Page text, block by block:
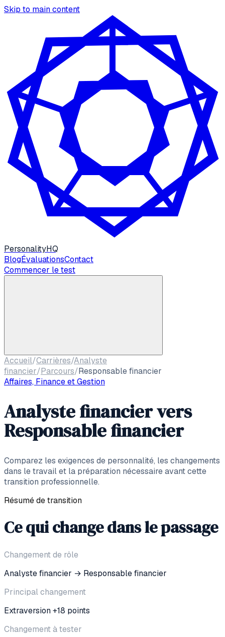
Skip to main content
PersonalityHQ
BlogÉvaluationsContact
Commencer le test
Accueil/Carrières/Analyste
financier/Parcours/Responsable financier
Affaires, Finance et Gestion
Analyste financiervers
Responsable financier
Comparez les exigences de personnalité, les changements
dans le travail et la préparation nécessaire avant cette
transition professionnelle.
Résumé de transition
Ce qui change dans le passage
Changement de rôle
Analyste financier → Responsable financier
Principal changement
Extraversion +18 points
Changement à tester